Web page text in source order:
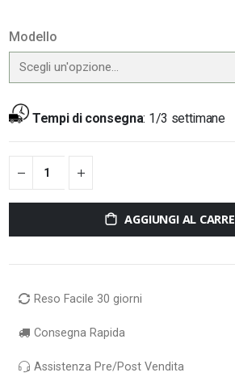
Modello
Tempi di consegna: 1/3 settimane
AGGIUNGI AL
Reso Facile 30 giorni
Consegna Rapida
Assistenza Pre/Post Vendita